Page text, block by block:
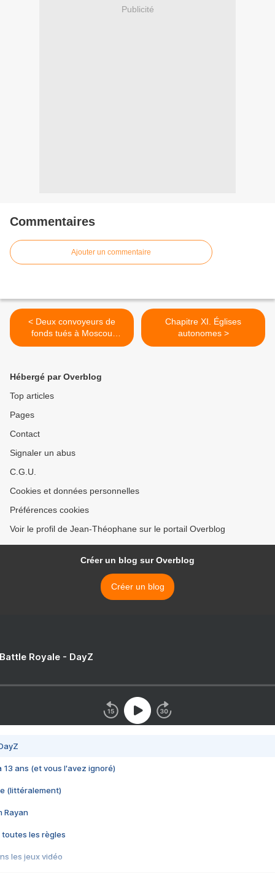
Publicité
Commentaires
Ajouter un commentaire
< Deux convoyeurs de
fonds tués à Moscou
(Parquet)
Chapitre XI. Églises
autonomes >
Hébergé par Overblog
Top articles
Pages
Contact
Signaler un abus
C.G.U.
Cookies et données personnelles
Préférences cookies
Voir le profil de Jean-Théophane sur le portail Overblog
Créer un blog sur Overblog
Créer un blog
Royale - DayZ
13 ans (et vous l'avez ignoré)
(littéralement)
Rayan
toutes les règles
les jeux vidéo